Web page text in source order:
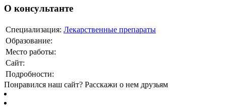
О консультанте
Специализация: Лекарственные препараты
Образование:
Место работы:
Сайт:
Подробности:
Понравился наш сайт? Расскажи о нем друзьям